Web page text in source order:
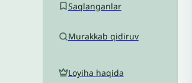
Saqlanganlar
Murakkab qidiruv
Loyiha haqida